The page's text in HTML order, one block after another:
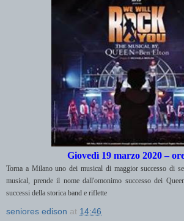
Giovedì 19 marzo 2020 –
Torna a Milano uno dei musical di maggior successo di
musical, prende il nome dall'omonimo successo dei
successi della storica band e riflette
seniores edison at 14:46